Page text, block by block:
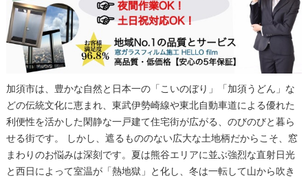
加須市は、豊かな自然と日本一の「こいのぼり」「加須うどん」な
どの伝統文化に恵まれ、東武伊勢崎線や東北自動車道による優れた
利便性を活かした閑静な一戸建て住宅街が広がる、のびのびと暮ら
せる街です。 しかし、遮るもののない広大な土地柄だからこそ、窓
まわりのお悩みは深刻です。夏は熊谷エリアに並ぶ強烈な直射日光
と西日によって室温が「熱地獄」と化し、冬は一転して山から吹き